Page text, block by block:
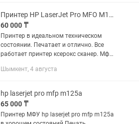
Принтер HP LaserJet Pro MFO M130a
60 000 ₸
Принтер в идеальном техническом
состоянии. Печатает и отлично. Все
работает принтер ксерокс сканер. Мфу
Шымкент, 4 августа
hp laserjet pro mfp m125a
65 000 ₸
Принтер МФУ hp laserjet pro mfp m125a